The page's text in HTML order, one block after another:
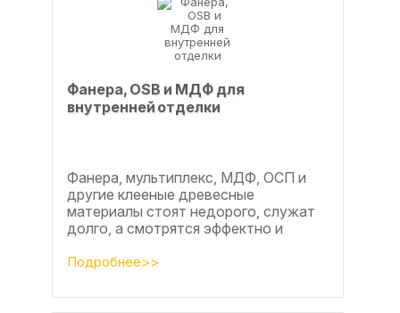
Фанера, OSB и МДФ для
внутренней отделки
Фанера, мультиплекс, МДФ, ОСП и
другие клееные древесные
материалы стоят недорого, служат
долго, а смотрятся эффектно и
Подробнее>>